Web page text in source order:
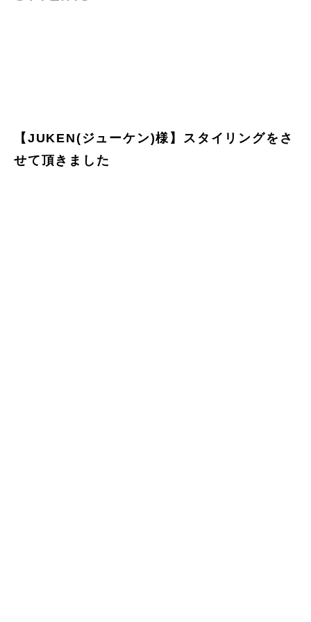
【JUKEN(ジューケン)様】スタイリングをさ
せて頂きました